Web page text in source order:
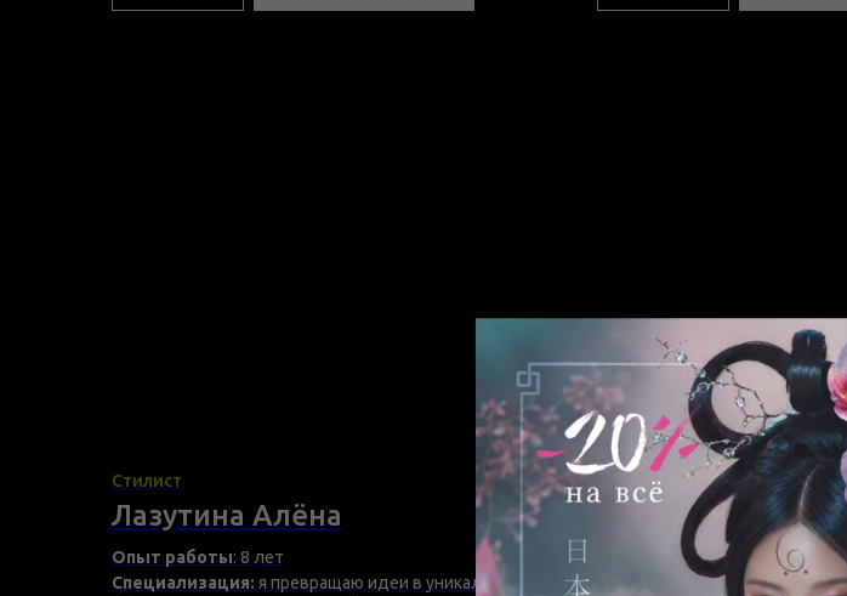
Стилист
Лазутина Алёна
Опыт работы: 8 лет
Специализация: я превращаю идеи в уникальные
Мастер
Танченко
Опыт работы:5 лет
Специализация: для меня